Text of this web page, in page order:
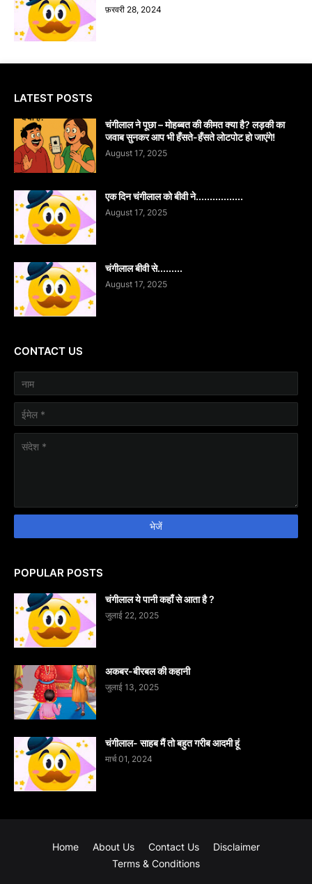
फ़रवरी 28, 2024
LATEST POSTS
चंगीलाल ने पूछा – मोहब्बत की कीमत क्या है? लड़की का
जवाब सुनकर आप भी हँसते-हँसते लोटपोट हो जाएंगे!
August 17, 2025
एक दिन चंगीलाल को बीवी ने.................
August 17, 2025
चंगीलाल बीवी से.........
August 17, 2025
CONTACT US
POPULAR POSTS
चंगीलाल ये पानी कहाँ से आता है ?
जुलाई 22, 2025
अकबर-बीरबल की कहानी
जुलाई 13, 2025
चंगीलाल- साहब मैं तो बहुत गरीब आदमी हूं
मार्च 01, 2024
Home About Us Contact Us
Disclaimer
Terms & Conditions